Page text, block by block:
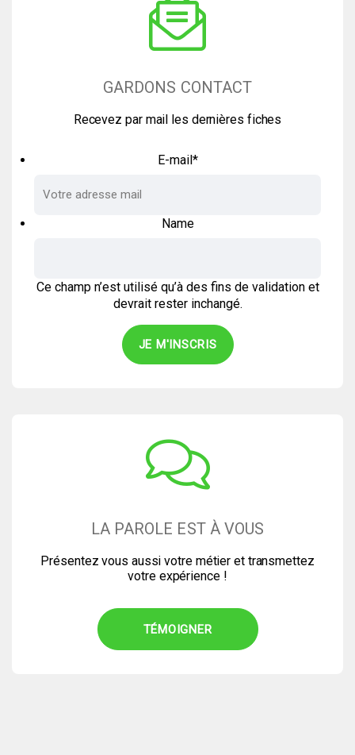
GARDONS CONTACT
Recevez par mail les dernières fiches
E-mail*
Name
Ce champ n’est utilisé qu’à des fins de validation et
devrait rester inchangé.
LA PAROLE EST À VOUS
Présentez vous aussi votre métier et transmettez
votre expérience !
TÉMOIGNER